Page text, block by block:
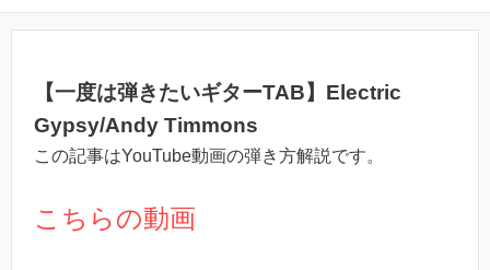
【一度は弾きたいギターTAB】Electric
Gypsy/Andy Timmons
この記事はYouTube動画の弾き方解説です。
こちらの動画